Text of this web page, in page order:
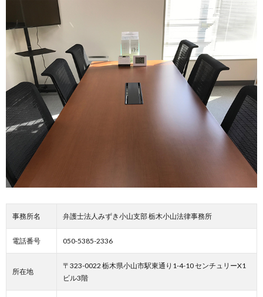
事務所名 弁護士法人みずき小山支部 栃木小山法律事務所
電話番号 050-5385-2336
所在地
〒323-0022 栃木県小山市駅東通り1-4-10 センチュリーX1
ビル3階